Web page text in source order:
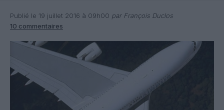
Publié le 19 juillet 2016 à 09h00 par François Duclos
10 commentaires